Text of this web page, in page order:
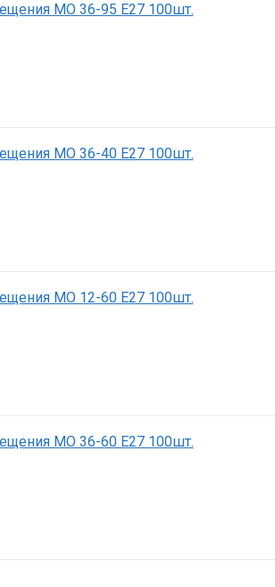
МО 36-95 Е27 100шт.
МО 36-40 Е27 100шт.
МО 12-60 Е27 100шт.
МО 36-60 Е27 100шт.